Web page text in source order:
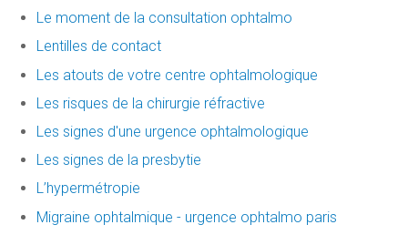
Le moment de la consultation ophtalmo
Lentilles de contact
Les atouts de votre centre ophtalmologique
Les risques de la chirurgie réfractive
Les signes d'une urgence ophtalmologique
Les signes de la presbytie
L’hypermétropie
Migraine ophtalmique - urgence ophtalmo paris